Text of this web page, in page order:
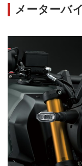
メーターバ